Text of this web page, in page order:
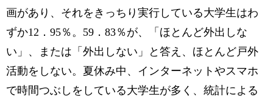
画があり、それをきっちり実行している大学生はわ
ずか12．95％。59．83％が、「ほとんど外出しな
い」、または「外出しない」と答え、ほとんど戸外
活動をしない。夏休み中、インターネットやスマホ
で時間つぶしをしている大学生が多く、統計による